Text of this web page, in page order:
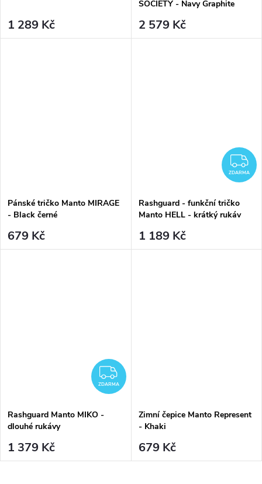
1 289 Kč
SOCIETY - Navy Graphite
2 579 Kč
Pánské tričko Manto MIRAGE
- Black černé
679 Kč
ZDARMA
Rashguard - funkční tričko
Manto HELL - krátký rukáv
1 189 Kč
ZDARMA
ZDARMA
Rashguard Manto MIKO -
dlouhé rukávy
1 379 Kč
Zimní čepice Manto Represent
- Khaki
679 Kč